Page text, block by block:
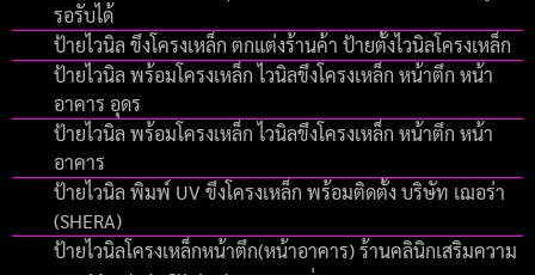
รอรับได้
ป้ายไวนิล ขึงโครงเหล็ก ตกแต่งร้านค้า ป้ายตั้งไวนิลโครงเหล็ก
ป้ายไวนิล พร้อมโครงเหล็ก ไวนิลขึงโครงเหล็ก หน้าตึก หน้า
อาคาร อุดร
ป้ายไวนิล พร้อมโครงเหล็ก ไวนิลขึงโครงเหล็ก หน้าตึก หน้า
อาคาร
ป้ายไวนิล พิมพ์ UV ขึงโครงเหล็ก พร้อมติดตั้ง บริษัท เฌอร่า
(SHERA)
ป้ายไวนิลโครงเหล็กหน้าตึก(หน้าอาคาร) ร้านคลินิกเสริมความ